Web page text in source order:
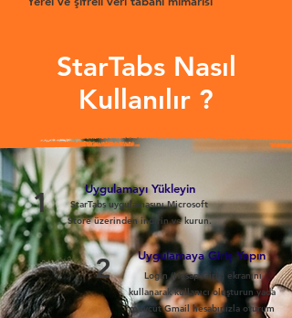
StarTabs Nasıl
Kullanılır ?
1 Uygulamayı Yükleyin
StarTabs uygulamasını Microsoft
Store üzerinden indirin ve kurun.
2 Uygulamaya Giriş Yapın
Login (Hesap Giriş) ekranını
kullanarak kullanıcı oluşturun yada
mevcut Gmail hesabınızla oturum